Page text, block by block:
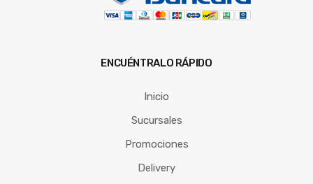
ENCUÉNTRALO RÁPIDO
Inicio
Sucursales
Promociones
Delivery